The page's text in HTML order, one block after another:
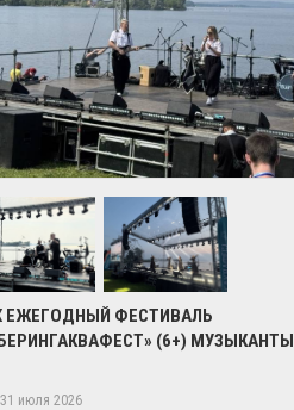
ЕЖЕГОДНЫЙ ФЕСТИВАЛЬ
(6+) МУЗЫКАНТЫ
31 июля 2026